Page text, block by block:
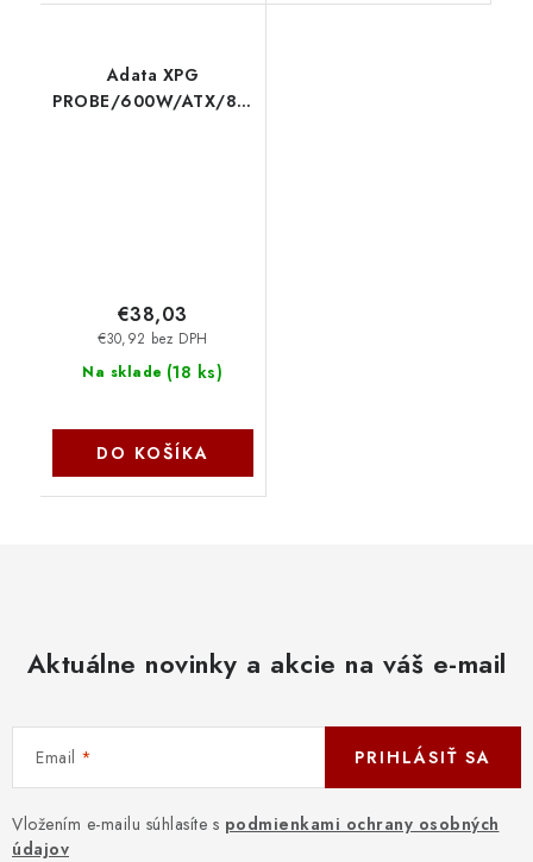
Adata XPG
PROBE/600W/ATX/80PLUS
Na sklade (18 ks)
€30,92 bez DPH
€38,03
DO KOŠÍKA
Aktuálne novinky a akcie na váš e-mail
Email
Vložením e-mailu súhlasíte s podmienkami ochrany osobných
údajov
PRIHLÁSIŤ SA